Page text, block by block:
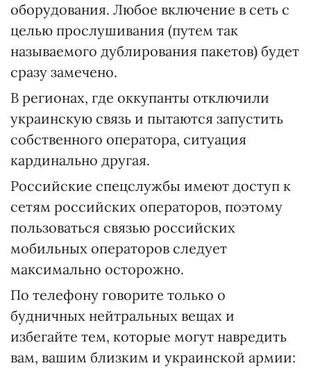
оборудования. Любое включение в сеть с
целью прослушивания (путем так
называемого дублирования пакетов) будет
сразу замечено.
В регионах, где оккупанты отключили
украинскую связь и пытаются запустить
собственного оператора, ситуация
кардинально другая.
Российские спецслужбы имеют доступ к
сетям российских операторов, поэтому
пользоваться связью российских
мобильных операторов следует
максимально осторожно.
По телефону говорите только о
будничных нейтральных вещах и
избегайте тем, которые могут навредить
вам, вашим близким и украинской армии: